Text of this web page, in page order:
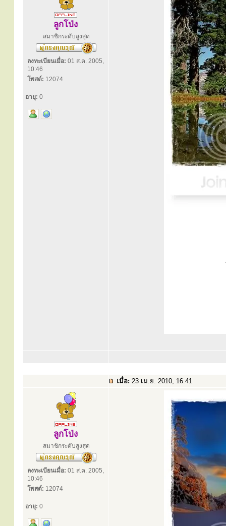
ลูกโป่ง
สมาชิกระดับสูงสุด
ลงทะเบียนเมื่อ: 01 ส.ค. 2005,
10:46
โพสต์: 12074
อายุ: 0
เมื่อ: 23 เม.ย. 2010, 16:41
ลูกโป่ง
สมาชิกระดับสูงสุด
ลงทะเบียนเมื่อ: 01 ส.ค. 2005,
10:46
โพสต์: 12074
อายุ: 0